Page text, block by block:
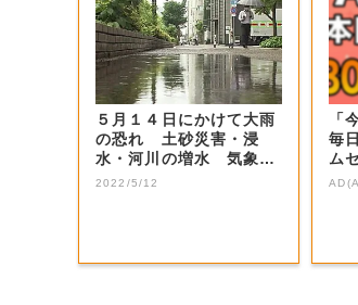
５月１４日にかけて大雨
の恐れ 土砂災害・浸
水・河川の増水 気象台
が注意を呼びかけ...
2022/5/12
「
毎
ム